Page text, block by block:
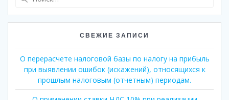
СВЕЖИЕ ЗАПИСИ
О перерасчете налоговой базы по налогу на прибыль
при выявлении ошибок (искажений), относящихся к
прошлым налоговым (отчетным) периодам.